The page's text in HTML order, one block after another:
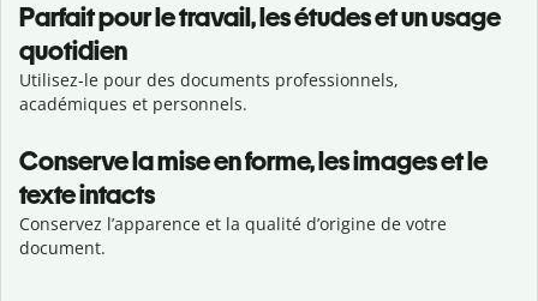
Parfait pour le travail, les études et un usage
quotidien
Utilisez-le pour des documents professionnels,
académiques et personnels.
Conserve la mise en forme, les images et le
texte intacts
Conservez l’apparence et la qualité d’origine de votre
document.